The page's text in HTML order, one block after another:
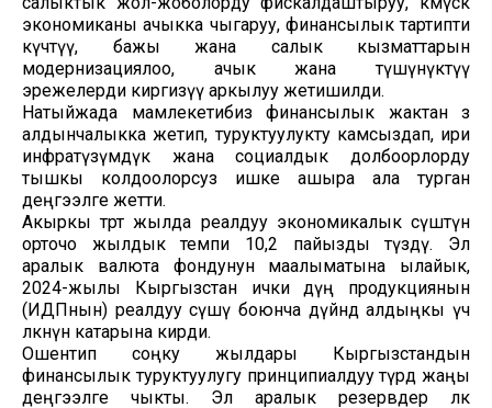
экономиканы ачыкка чыгаруу, финансылык тартипти
күчөтүү, бажы жана салык кызматтарын
модернизациялоо, ачык жана түшүнүктүү
эрежелерди киргизүү аркылуу жетишилди.
Натыйжада мамлекетибиз финансылык жактан өз
алдынчалыкка жетип, туруктуулукту камсыздап, ири
инфратүзүмдүк жана социалдык долбоорлорду
тышкы колдоолорсуз ишке ашыра ала турган
деңгээлге жетти.
Акыркы төрт жылда реалдуу экономикалык өсүштүн
орточо жылдык темпи 10,2 пайызды түздү. Эл
аралык валюта фондунун маалыматына ылайык,
2024-жылы Кыргызстан ички дүң продукциянын
(ИДПнын) реалдуу өсүшү боюнча дүйнөдө алдыңкы үч
өлкөнүн катарына кирди.
Ошентип соңку жылдары Кыргызстандын
финансылык туруктуулугу принципиалдуу түрдө жаңы
деңгээлге чыкты. Эл аралык резервдер өлкө